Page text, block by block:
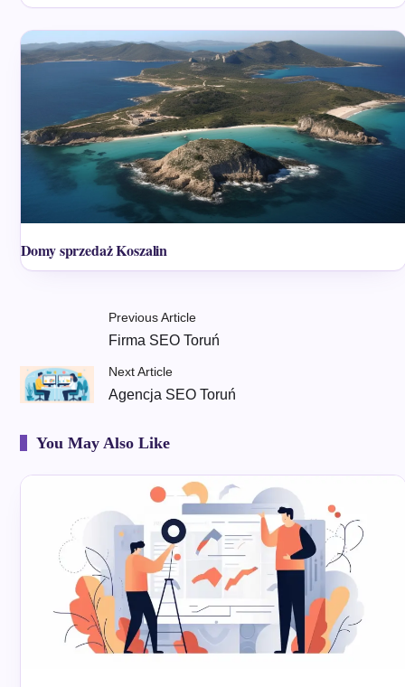
Domy sprzedaż Koszalin
Previous Article
Firma SEO Toruń
Next Article
Agencja SEO Toruń
You May Also Like